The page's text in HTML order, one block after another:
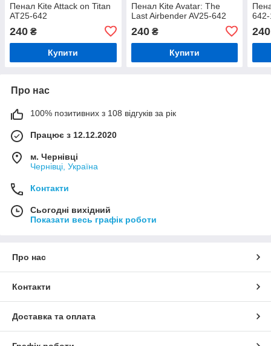
Пенал Kite Attack on Titan
AT25-642
240 ₴
Купити
Пенал Kite Avatar: The
Last Airbender AV25-642
240₴
Купити
240
Про нас
100% позитивних з 108 відгуків за рік
Працює з 12.12.2020
м. Чернівці
Чернівці, Україна
Контакти
Сьогодні вихідний
Показати весь графік роботи
Про нас
Контакти
Доставка та оплата